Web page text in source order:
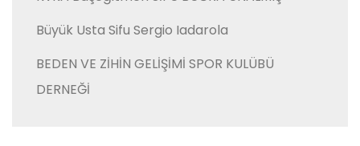
Büyük Usta Sifu Sergio Iadarola
BEDEN VE ZİHİN GELİŞİMİ SPOR KULÜBÜ
DERNEĞİ